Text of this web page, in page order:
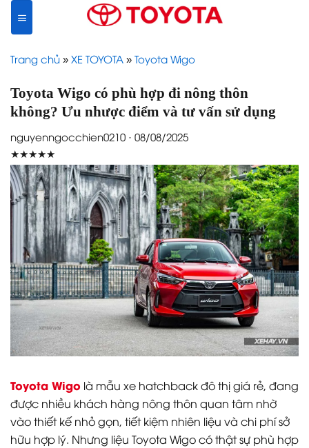
content
Trang chủ » XE TOYOTA » Toyota Wigo
Toyota Wigo có phù hợp đi nông thôn
không? Ưu nhược điểm và tư vấn sử dụng
nguyenngocchien0210 · 08/08/2025
★★★★★
Toyota Wigo là mẫu xe hatchback đô thị giá rẻ, đang
được nhiều khách hàng nông thôn quan tâm nhờ
vào thiết kế nhỏ gọn, tiết kiệm nhiên liệu và chi phí sở
hữu hợp lý. Nhưng liệu Toyota Wigo có thật sự phù hợp